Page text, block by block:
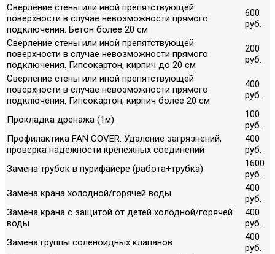
Сверление стены или иной препятствующей
поверхности в случае невозможности прямого
подключения. Бетон более 20 см
600
руб.
Сверление стены или иной препятствующей
поверхности в случае невозможности прямого
подключения. Гипсокартон, кирпич до 20 см
200
руб.
Сверление стены или иной препятствующей
поверхности в случае невозможности прямого
подключения. Гипсокартон, кирпич более 20 см
400
руб.
Прокладка дренажа (1м)
100
руб.
Профилактика FAN COVER. Удаление загрязнений,
проверка надежности крепежных соединений
400
руб.
Замена трубок в пурифайере (работа+трубка)
1600
руб.
Замена крана холодной/горячей воды
400
руб.
Замена крана с защитой от детей холодной/горячей
воды
400
руб.
Замена группы соленоидных клапанов
400
руб.